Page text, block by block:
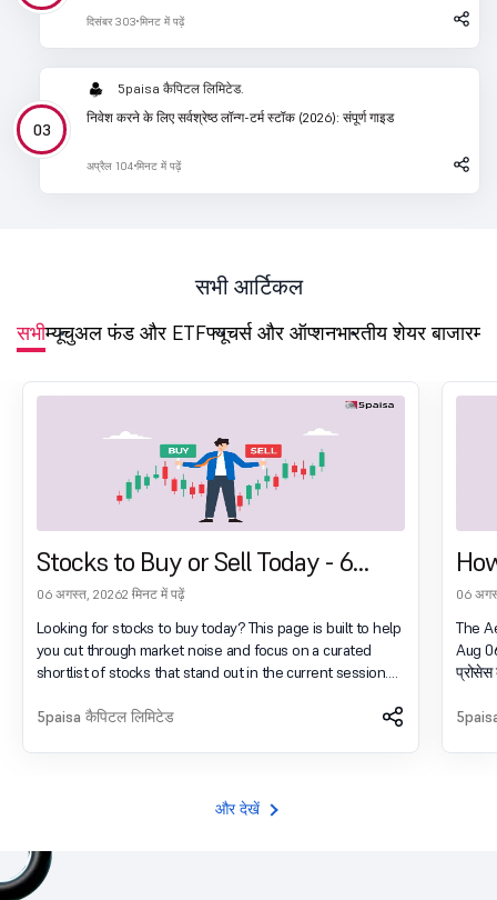
दिसंबर 303 मिनट में पढ़ें
5paisa कैपिटल लिमिटेड.
निवेश करने के लिए सर्वश्रेष्ठ लॉन्ग-टर्म स्टॉक (2026): संपूर्ण गाइड
अप्रैल 104 मिनट में पढ़ें
सभी आर्टिकल
सभीम्यूचुअल फंड और ETFफ्यूचर्स और ऑप्शनभारतीय शेयर बाजार
Stocks to Buy or Sell Today - 6
August 2026
06 अगस्त, 20262 मिनट में पढ़ें
Looking for stocks to buy today? This page is built to help
you cut through market noise and focus on a curated
shortlist of stocks that stand out in the current session.
use this page to quickly identify stocks that may be worth
अकाउंट खोलें .लॉग-इन-चेतावनी { डिस्प्ले: फ्लेक्स; फ्लेक्स-रैप: डब्ल्यूआरए
5paisa कैपिटल लिमिटेड
06
The
Aug
प्रोसेस
और देखें